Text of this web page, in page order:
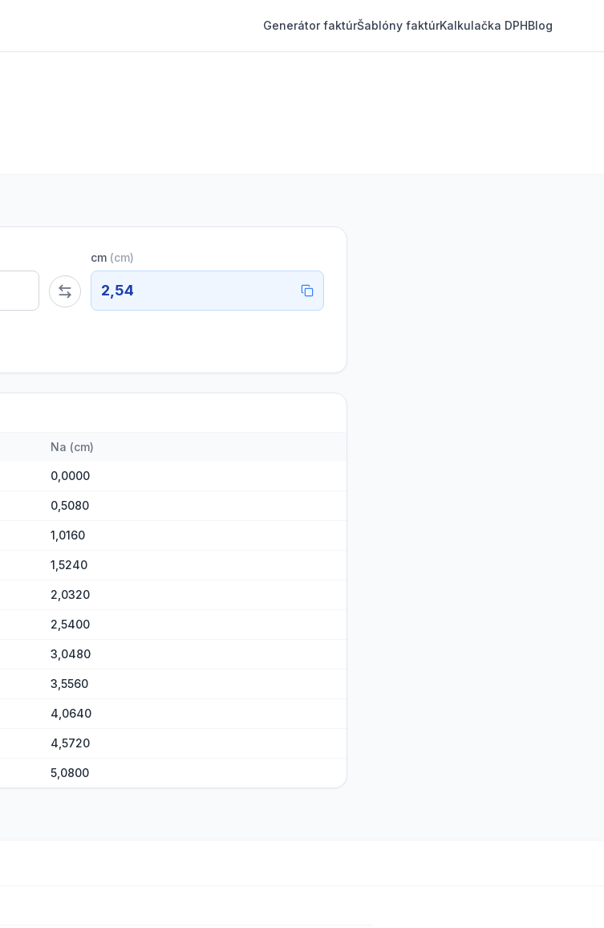
Generátor faktúrŠablóny faktúrKalkulačka DPHBlog
cm (cm)
2,54
Na (cm)
0,0000
0,5080
1,0160
1,5240
2,0320
2,5400
3,0480
3,5560
4,0640
4,5720
5,0800